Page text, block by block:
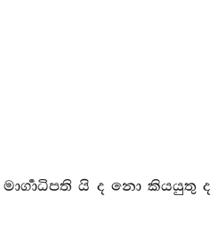
මාර්‍ගාධිපති යි ද නො කියයුතු ද